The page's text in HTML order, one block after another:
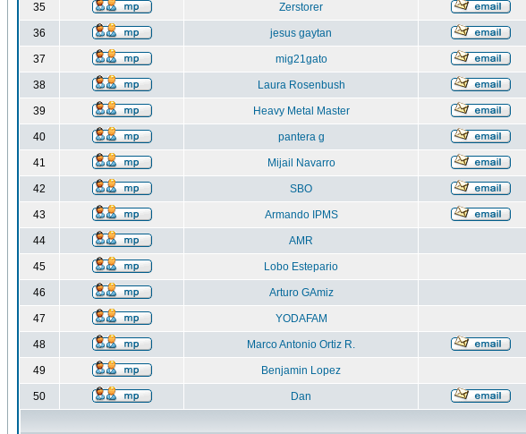
35 Zerstorer
36 jesus gaytan
37 mig21gato
38 Laura Rosenbush
39 Heavy Metal Master
40 pantera g
41 Mijail Navarro
42 SBO
43 Armando IPMS
44 AMR
45 Lobo Estepario
46 Arturo GAmiz
47 YODAFAM
48 Marco Antonio Ortiz R.
49 Benjamin Lopez
50 Dan